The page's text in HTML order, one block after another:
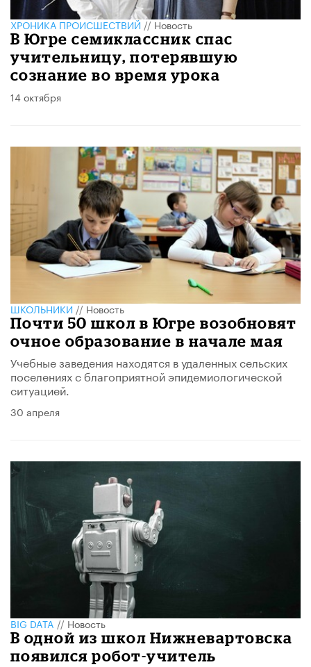
ХРОНИКА ПРОИСШЕСТВИЙ//Новость
В Югре семиклассник спас
учительницу, потерявшую
сознание во время урока
14 октября
ШКОЛЬНИКИ//Новость
Почти 50 школ в Югре возобновят
очное образование в начале мая
Учебные заведения находятся в удаленных сельских
поселениях с благоприятной эпидемиологической
ситуацией.
30 апреля
BIG DATA//Новость
В одной из школ Нижневартовска
появился робот-учитель